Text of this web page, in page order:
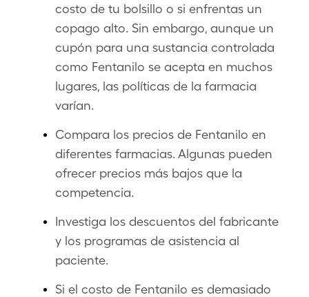
costo de tu bolsillo o si enfrentas un
copago alto. Sin embargo, aunque un
cupón para una sustancia controlada
como Fentanilo se acepta en muchos
lugares, las políticas de la farmacia
varían.
Compara los precios de Fentanilo en
diferentes farmacias. Algunas pueden
ofrecer precios más bajos que la
competencia.
Investiga los descuentos del fabricante
y los programas de asistencia al
paciente.
Si el costo de Fentanilo es demasiado